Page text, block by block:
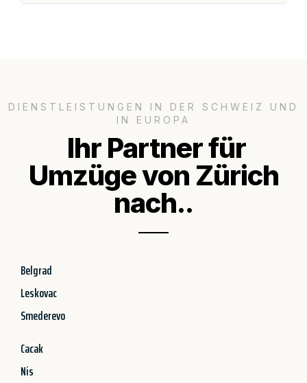
DIENSTLEISTUNGEN IN DER SCHWEIZ UND
IN EUROPA
Ihr Partner für
Umzüge von Zürich
nach..
Belgrad
Leskovac
Smederevo
Cacak
Nis